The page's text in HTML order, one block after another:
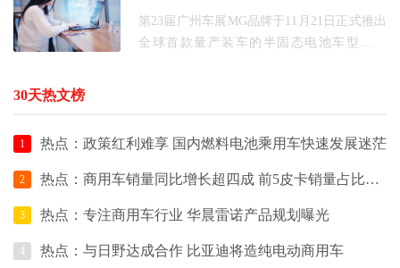
+数字IP MOLI登场
第23届广州车展MG品牌于11月21日正式推出
全球首款量产装车的半固态电池车型全新
30天热文榜
1 热点：政策红利难享 国内燃料电池乘用车快速发展迷茫
2 热点：商用车销量同比增长超四成 前5皮卡销量占比超80%
3 热点：专注商用车行业 华晨雷诺产品规划曝光
4 热点：与日野达成合作 比亚迪将造纯电动商用车